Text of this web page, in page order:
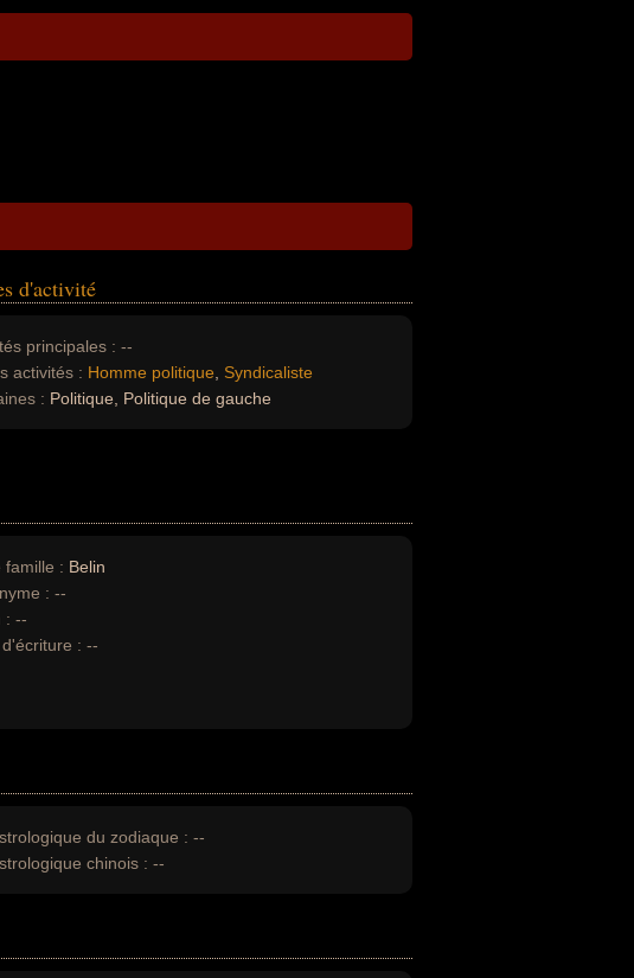
d'activité
principales : --
activités : Homme politique
Syndicaliste
: Politique, Politique de gauche
famille : Belin
: --
: --
: --
du zodiaque : --
chinois : --